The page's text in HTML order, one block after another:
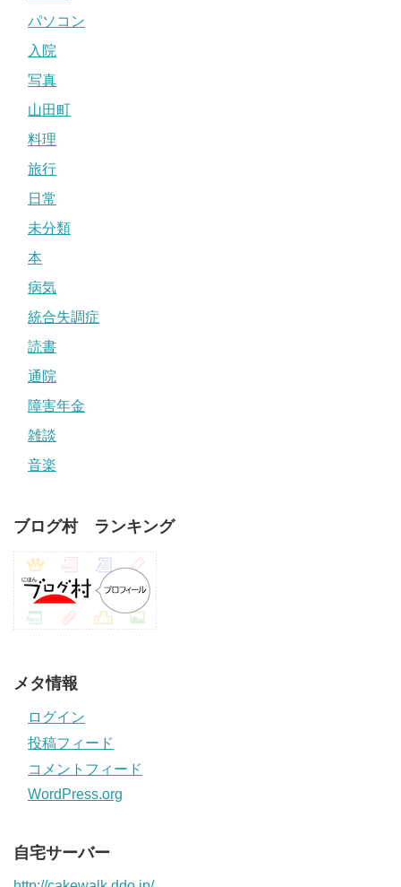
パソコン
入院
写真
山田町
料理
旅行
日常
未分類
本
病気
統合失調症
読書
通院
障害年金
雑談
音楽
ブログ村 ランキング
メタ情報
ログイン
投稿フィード
コメントフィード
WordPress.org
自宅サーバー